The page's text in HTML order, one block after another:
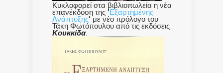
Κυκλοφορεί στα βιβλιοπωλεία η νέα
επανέκδοση της "Εξαρτημένης
Ανάπτυξης" με νέο πρόλογο του
Τάκη Φωτόπουλου από τις εκδόσεις
Κουκκίδα.